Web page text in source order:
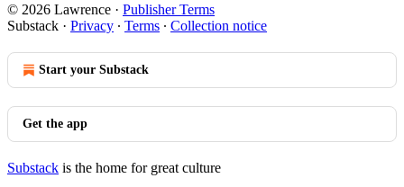
© 2026 Lawrence · Publisher Terms
Substack · Privacy ∙ Terms ∙ Collection notice
Start your Substack
Get the app
Substack is the home for great culture